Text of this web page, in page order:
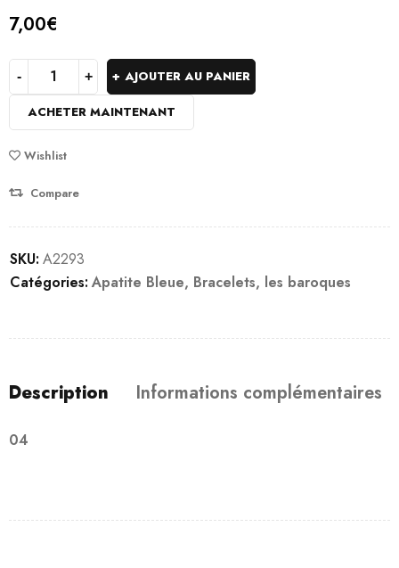
7,00€
AJOUTER AU PANIER
ACHETER MAINTENANT
Wishlist
Compare
SKU: A2293
Catégories: Apatite Bleue, Bracelets, les baroques
Description Informations complémentaires
04